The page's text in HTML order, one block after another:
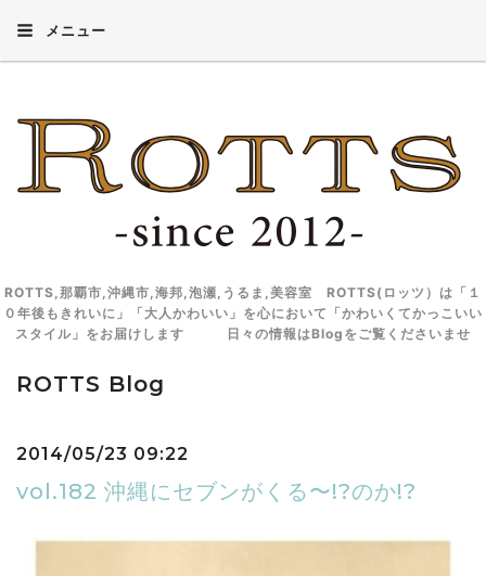
メニュー
ROTTS,那覇市,沖縄市,海邦,泡瀬,うるま,美容室 ROTTS(ロッツ）は「１
０年後もきれいに」「大人かわいい」を心において「かわいくてかっこいい
スタイル」をお届けします 日々の情報はBlogをご覧くださいませ
ROTTS Blog
2014/05/23 09:22
vol.182 沖縄にセブンがくる〜!?のか!?